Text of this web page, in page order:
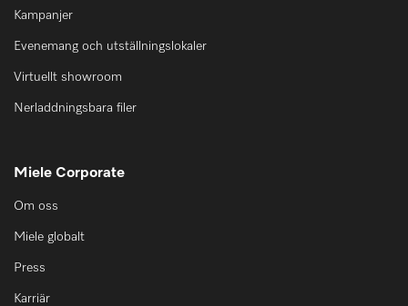
Kampanjer
Evenemang och utställningslokaler
Virtuellt showroom
Nerladdningsbara filer
Miele Corporate
Om oss
Miele globalt
Press
Karriär